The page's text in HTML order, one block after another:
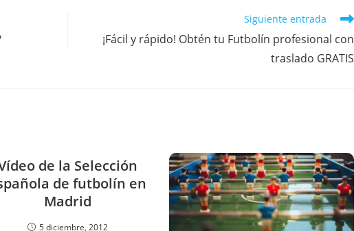
Siguiente entrada
¡Fácil y rápido! Obtén tu Futbolín profesional con
traslado GRATIS
de la Selección
de futbolín en
Madrid
5 diciembre, 2012